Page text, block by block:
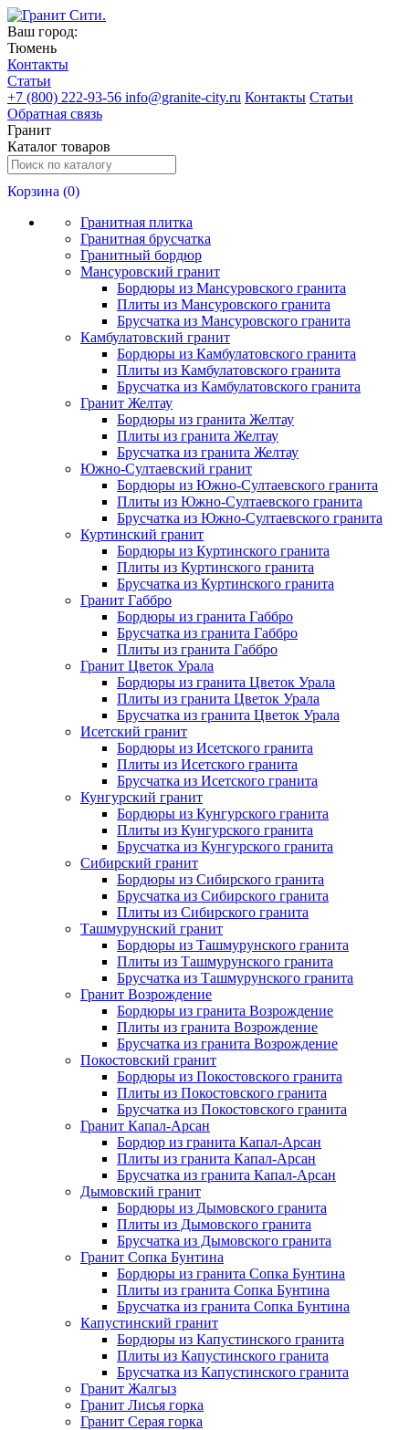
Ваш город:
Тюмень
Контакты
Статьи
+7 (800) 222-93-56 info@granite-city.ru Контакты Статьи
Обратная связь
Гранит
Каталог товаров
Корзина (0)
Гранитная плитка
Гранитная брусчатка
Гранитный бордюр
Мансуровский гранит
Бордюры из Мансуровского гранита
Плиты из Мансуровского гранита
Брусчатка из Мансуровского гранита
Камбулатовский гранит
Бордюры из Камбулатовского гранита
Плиты из Камбулатовского гранита
Брусчатка из Камбулатовского гранита
Гранит Желтау
Бордюры из гранита Желтау
Плиты из гранита Желтау
Брусчатка из гранита Желтау
Южно-Султаевский гранит
Бордюры из Южно-Султаевского гранита
Плиты из Южно-Султаевского гранита
Брусчатка из Южно-Султаевского гранита
Куртинский гранит
Бордюры из Куртинского гранита
Плиты из Куртинского гранита
Брусчатка из Куртинского гранита
Гранит Габбро
Бордюры из гранита Габбро
Брусчатка из гранита Габбро
Плиты из гранита Габбро
Гранит Цветок Урала
Бордюры из гранита Цветок Урала
Плиты из гранита Цветок Урала
Брусчатка из гранита Цветок Урала
Исетский гранит
Бордюры из Исетского гранита
Плиты из Исетского гранита
Брусчатка из Исетского гранита
Кунгурский гранит
Бордюры из Кунгурского гранита
Плиты из Кунгурского гранита
Брусчатка из Кунгурского гранита
Сибирский гранит
Бордюры из Сибирского гранита
Брусчатка из Сибирского гранита
Плиты из Сибирского гранита
Ташмурунский гранит
Бордюры из Ташмурунского гранита
Плиты из Ташмурунского гранита
Брусчатка из Ташмурунского гранита
Гранит Возрождение
Бордюры из гранита Возрождение
Плиты из гранита Возрождение
Брусчатка из гранита Возрождение
Покостовский гранит
Бордюры из Покостовского гранита
Плиты из Покостовского гранита
Брусчатка из Покостовского гранита
Гранит Капал-Арсан
Бордюр из гранита Капал-Арсан
Плиты из гранита Капал-Арсан
Брусчатка из гранита Капал-Арсан
Дымовский гранит
Бордюры из Дымовского гранита
Плиты из Дымовского гранита
Брусчатка из Дымовского гранита
Гранит Сопка Бунтина
Бордюры из гранита Сопка Бунтина
Плиты из гранита Сопка Бунтина
Брусчатка из гранита Сопка Бунтина
Капустинский гранит
Бордюры из Капустинского гранита
Плиты из Капустинского гранита
Брусчатка из Капустинского гранита
Гранит Жалгыз
Гранит Лисья горка
Гранит Серая горка